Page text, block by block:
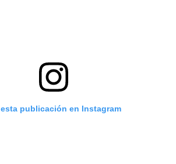
esta publicación en Instagram